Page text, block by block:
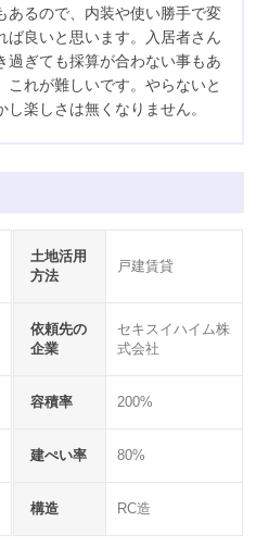
あるので、内装や使い勝手で変
ば良いと思います。入居者さん
過ぎても採算が合わない事もあ
これが難しいです。やらないと
楽しさは無くなりません。
土地活用
方法
戸建賃貸
依頼先の
企業
セキスイハイム株
式会社
容積率 200%
建ぺい率 80%
構造 RC造